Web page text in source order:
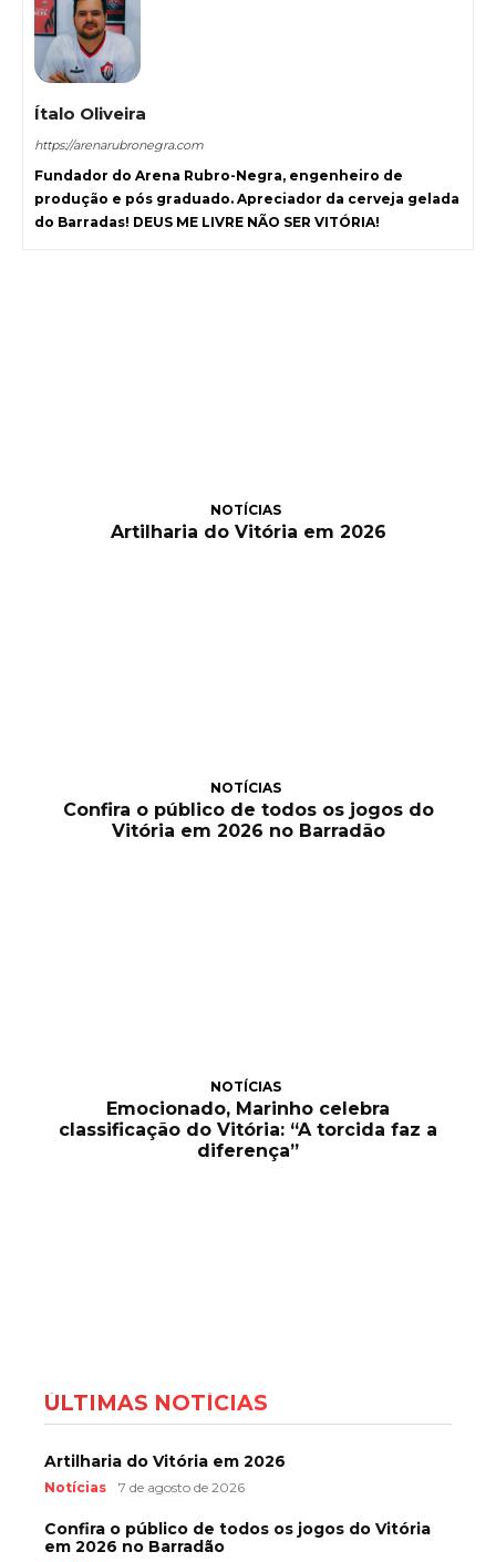
Ítalo Oliveira
https://arenarubronegra.com
Fundador do Arena Rubro-Negra, engenheiro de
produção e pós graduado. Apreciador da cerveja gelada
do Barradas! DEUS ME LIVRE NÃO SER VITÓRIA!
NOTÍCIAS
Artilharia do Vitória em 2026
NOTÍCIAS
Confira o público de todos os jogos do
Vitória em 2026 no Barradão
NOTÍCIAS
Emocionado, Marinho celebra
classificação do Vitória: “A torcida faz a
diferença”
ÚLTIMAS NOTÍCIAS
Artilharia do Vitória em 2026
Notícias 7 de agosto de 2026
Confira o público de todos os jogos do Vitória
em 2026 no Barradão